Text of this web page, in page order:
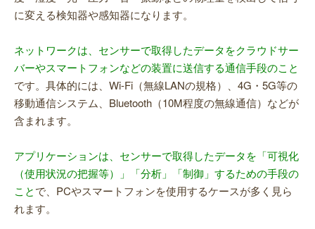
に変える検知器や感知器になります。
ネットワークは、センサーで取得したデータをクラウドサー
バーやスマートフォンなどの装置に送信する通信手段のこと
です。具体的には、Wi-Fi（無線LANの規格）、4G・5G等の
移動通信システム、Bluetooth（10M程度の無線通信）などが
含まれます。
アプリケーションは、センサーで取得したデータを「可視化
（使用状況の把握等）」「分析」「制御」するための手段の
ことで、PCやスマートフォンを使用するケースが多く見ら
れます。